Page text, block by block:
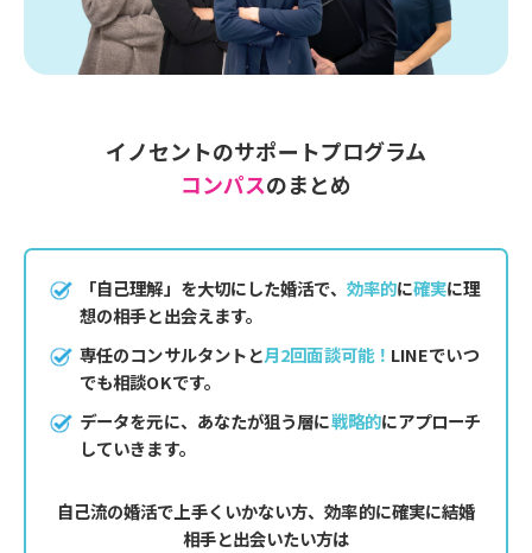
イノセントのサポートプログラム
コンパスのまとめ
「自己理解」を大切にした婚活で、 効率的に確実に理
想の相手と出会えます。
専任のコンサルタントと月2回面談可能！ LINEでいつ
でも相談OKです。
データを元に、あなたが狙う層に戦略的にアプローチ
していきます。
自己流の婚活で上手くいかない方、効率的に確実に結婚
相手と出会いたい方は